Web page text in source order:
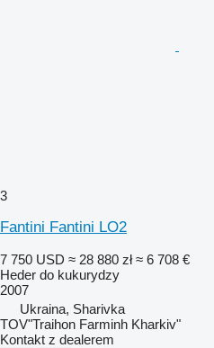
3
Fantini Fantini LO2
7 750 USD ≈ 28 880 zł ≈ 6 708 €
Heder do kukurydzy
2007
Ukraina, Sharivka
TOV"Traihon Farminh Kharkiv"
Kontakt z dealerem